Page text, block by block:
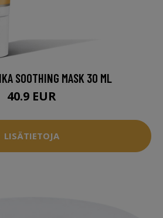
SOOTHING MASK 30 ML
40.9 EUR
LISÄTIETOJA